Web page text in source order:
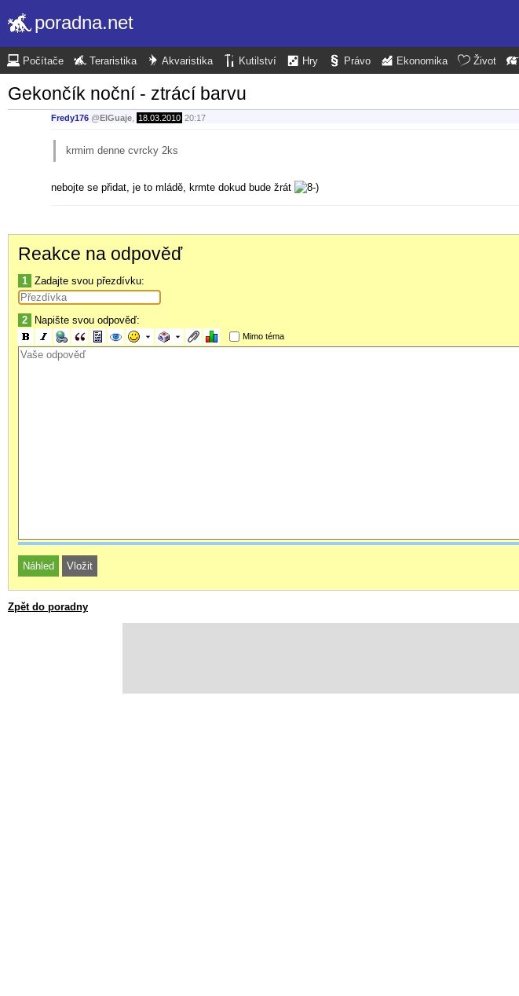
poradna.net
Počítače Teraristika Akvaristika Kutilství Hry Právo Ekonomika Život
Gekončík noční - ztrácí barvu
Fredy176 @ElGuaje 18.03.2010 20:17
krmim denne cvrcky 2ks
nebojte se přidat, je to mládě, krmte dokud bude žrát
Reakce na odpověď
1 Zadajte svou přezdívku:
2 Napište svou odpověď:
Mimo téma
Zpět do poradny